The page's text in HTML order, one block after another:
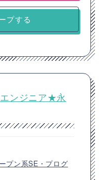
プする
ンジニア★永
プン系SE・プログ